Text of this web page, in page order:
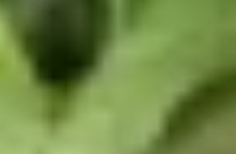
nicht nur ein Genuss für den
auch eine gute Wahl für alle, die
legen. Die Verwendung von
uns eine Selbstverständlichkeit.
enthalten keine künstlichen
sind frei von künstlichen Aromen